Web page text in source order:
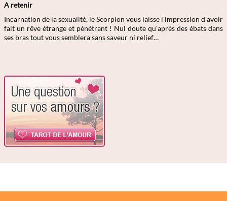
A retenir
Incarnation de la sexualité, le Scorpion vous laisse l'impression d'avoir
fait un rêve étrange et pénétrant ! Nul doute qu'après des ébats dans
ses bras tout vous semblera sans saveur ni relief…